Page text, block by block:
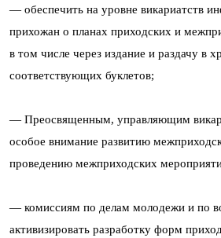
— обеспечить на уровне викариатств
прихожан о планах приходских и
в том числе через издание и раздачу в
соответствующих буклетов;
— Преосвященным, управляющим
особое внимание развитию
проведению межприходских
— комиссиям по делам молодежи и по
активизировать разработку форм